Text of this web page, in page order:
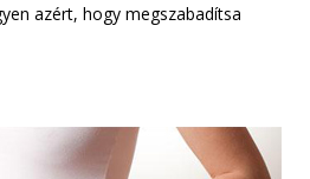
azért, hogy megszabadítsa